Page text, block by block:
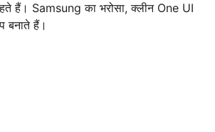
हैं। Samsung का भरोसा, क्लीन One UI
बनाते हैं।